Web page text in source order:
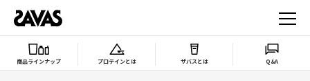
商品ラインナップ プロテインとは ザバスとは Q&A